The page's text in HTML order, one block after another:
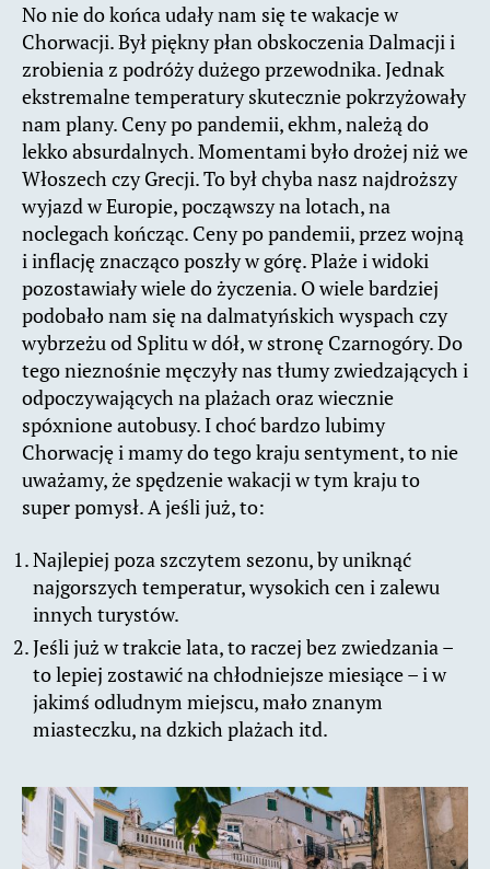
No nie do końca udały nam się te wakacje w
Chorwacji. Był piękny płan obskoczenia Dalmacji i
zrobienia z podróży dużego przewodnika. Jednak
ekstremalne temperatury skutecznie pokrzyżowały
nam plany. Ceny po pandemii, ekhm, należą do
lekko absurdalnych. Momentami było drożej niż we
Włoszech czy Grecji. To był chyba nasz najdroższy
wyjazd w Europie, począwszy na lotach, na
noclegach kończąc. Ceny po pandemii, przez wojną
i inflację znacząco poszły w górę. Plaże i widoki
pozostawiały wiele do życzenia. O wiele bardziej
podobało nam się na dalmatyńskich wyspach czy
wybrzeżu od Splitu w dół, w stronę Czarnogóry. Do
tego nieznośnie męczyły nas tłumy zwiedzających i
odpoczywających na plażach oraz wiecznie
spóxnione autobusy. I choć bardzo lubimy
Chorwację i mamy do tego kraju sentyment, to nie
uważamy, że spędzenie wakacji w tym kraju to
super pomysł. A jeśli już, to:
Najlepiej poza szczytem sezonu, by uniknąć
najgorszych temperatur, wysokich cen i zalewu
innych turystów.
Jeśli już w trakcie lata, to raczej bez zwiedzania –
to lepiej zostawić na chłodniejsze miesiące – i w
jakimś odludnym miejscu, mało znanym
miasteczku, na dzkich plażach itd.